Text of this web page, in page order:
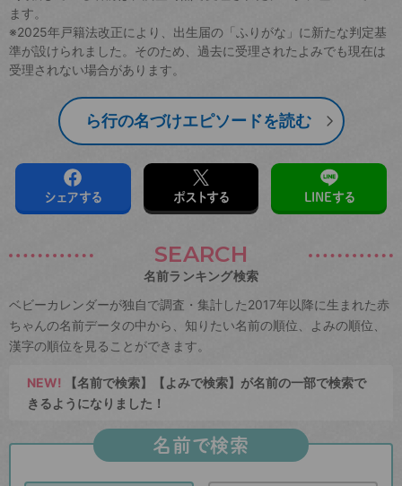
ます。
※2025年戸籍法改正により、出生届の「ふりがな」に新たな判定基
準が設けられました。そのため、過去に受理されたよみでも現在は
受理されない場合があります。
ら行の名づけエピソードを読む
シェアする ポストする LINEする
SEARCH
名前ランキング検索
ベビーカレンダーが独自で調査・集計した2017年以降に生まれた赤
ちゃんの名前データの中から、知りたい名前の順位、よみの順位、
漢字の順位を見ることができます。
NEW! 【名前で検索】【よみで検索】が名前の一部で検索で
きるようになりました！
名前で検索